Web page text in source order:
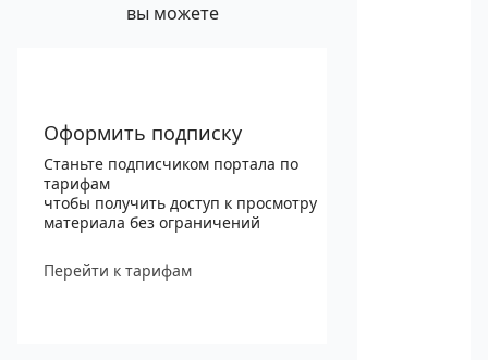
вы можете
Оформить подписку
Станьте подписчиком портала по
тарифам
чтобы получить доступ к просмотру
материала без ограничений
Перейти к тарифам